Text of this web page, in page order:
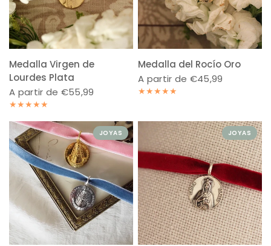
Medalla Virgen de
Lourdes Plata
A partir de €55,99
Medalla del Rocío Oro
A partir de €45,99
JOYAS JOYAS